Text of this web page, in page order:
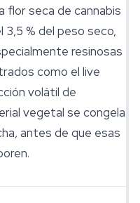
flor seca de cannabis
3,5 % del peso seco,
resinosas
como el live
volátil de
vegetal se congela
antes de que esas